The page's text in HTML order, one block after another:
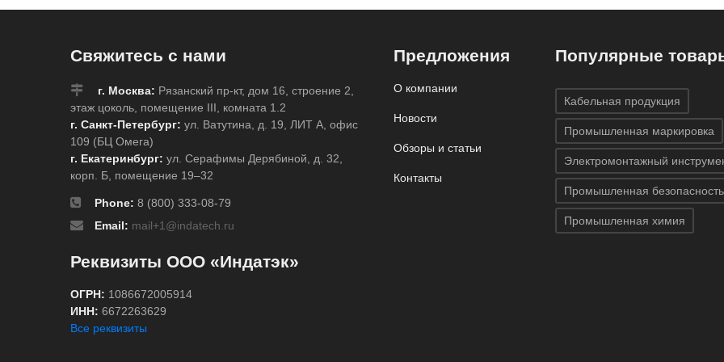
Свяжитесь с нами
г. Москва: Рязанский пр-кт, дом 16, строение 2,
этаж цоколь, помещение III, комната 1.2
г. Санкт-Петербург: ул. Ватутина, д. 19, ЛИТ А, офис
109 (БЦ Омега)
г. Екатеринбург: ул. Серафимы Дерябиной, д. 32,
корп. Б, помещение 19–32
Phone: 8 (800) 333-08-79
Email: mail+1@indatech.ru
Реквизиты ООО «Индатэк»
ОГРН: 1086672005914
ИНН: 6672263629
Все реквизиты
Предложения
О компании
Новости
Обзоры и статьи
Контакты
Популярные
Кабельная продукция
Промышленная маркировка
Электромонтажный
Промышленная безопасность
Промышленная химия